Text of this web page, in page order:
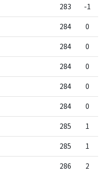
283 -1
284 0
284 0
284 0
284 0
284 0
285 1
285 1
286 2